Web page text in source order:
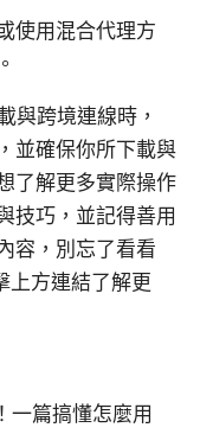
使用混合代理方
與跨境連線時，
並確保你所下載與
了解更多實際操作
技巧，並記得善用
容，別忘了看看
上方連結了解更
一篇搞懂怎麼用